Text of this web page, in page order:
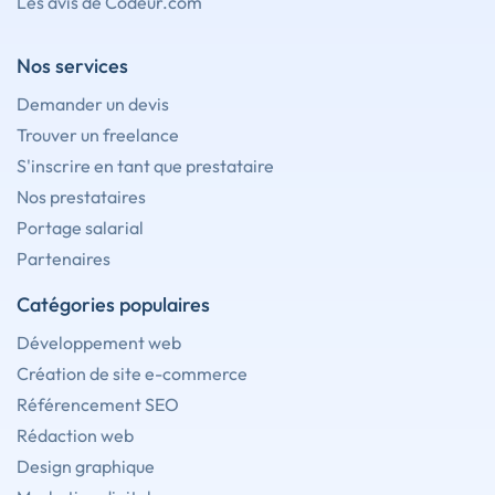
Nos services
Demander un devis
Trouver un freelance
S'inscrire en tant que prestataire
Nos prestataires
Portage salarial
Partenaires
Catégories populaires
Développement web
Création de site e-commerce
Référencement SEO
Rédaction web
Design graphique